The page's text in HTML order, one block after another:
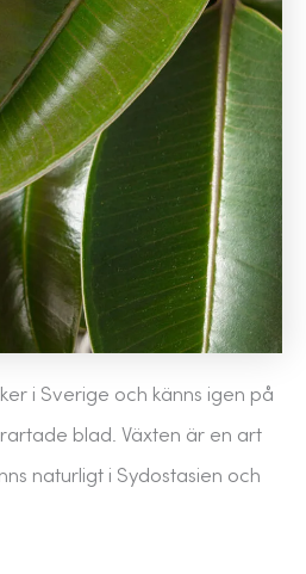
i Sverige och känns igen på
blad. Växten är en art
naturligt i Sydostasien och